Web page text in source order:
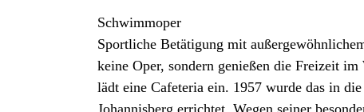
Schwimmoper
Sportliche Betätigung mit
keine Oper, sondern genießen die Freizeit
lädt eine Cafeteria ein. 1957 wurde das in